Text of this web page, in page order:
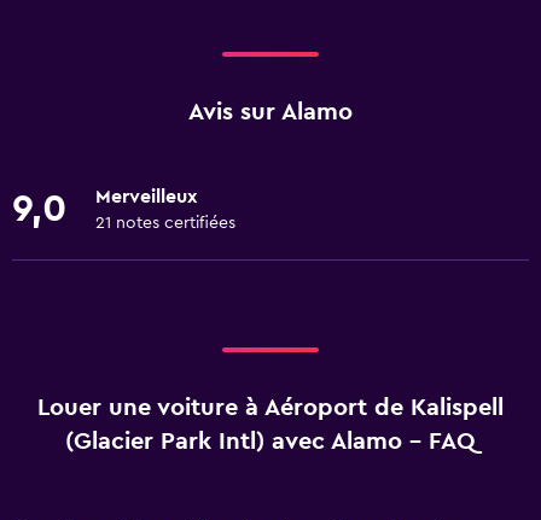
Avis sur Alamo
9,0 Merveilleux
21 notes certifiées
Louer une voiture à Aéroport de Kalispell
(Glacier Park Intl) avec Alamo - FAQ